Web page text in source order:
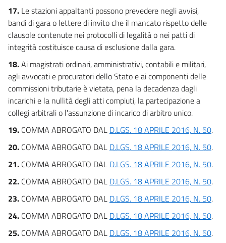
17. Le stazioni appaltanti possono prevedere negli avvisi,
bandi di gara o lettere di invito che il mancato rispetto delle
clausole contenute nei protocolli di legalità o nei patti di
integrità costituisce causa di esclusione dalla gara.
18.Ai magistrati ordinari, amministrativi, contabili e militari,
agli avvocati e procuratori dello Stato e ai componenti delle
commissioni tributarie è vietata, pena la decadenza dagli
incarichi e la nullità degli atti compiuti, la partecipazione a
collegi arbitrali o l'assunzione di incarico di arbitro unico.
19. COMMA ABROGATO DAL D.LGS. 18 APRILE 2016, N. 50.
20. COMMA ABROGATO DAL D.LGS. 18 APRILE 2016, N. 50.
21. COMMA ABROGATO DAL D.LGS. 18 APRILE 2016, N. 50.
22. COMMA ABROGATO DAL D.LGS. 18 APRILE 2016, N. 50.
23. COMMA ABROGATO DAL D.LGS. 18 APRILE 2016, N. 50.
24. COMMA ABROGATO DAL D.LGS. 18 APRILE 2016, N. 50.
25. COMMA ABROGATO DAL D.LGS. 18 APRILE 2016, N. 50.